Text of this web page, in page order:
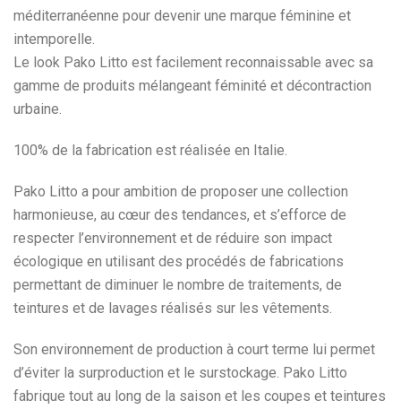
méditerranéenne pour devenir une marque féminine et
intemporelle.
Le look Pako Litto est facilement reconnaissable avec sa
gamme de produits mélangeant féminité et décontraction
urbaine.
100% de la fabrication est réalisée en Italie.
Pako Litto a pour ambition de proposer une collection
harmonieuse, au cœur des tendances, et s’efforce de
respecter l’environnement et de réduire son impact
écologique en utilisant des procédés de fabrications
permettant de diminuer le nombre de traitements, de
teintures et de lavages réalisés sur les vêtements.
Son environnement de production à court terme lui permet
d’éviter la surproduction et le surstockage. Pako Litto
fabrique tout au long de la saison et les coupes et teintures